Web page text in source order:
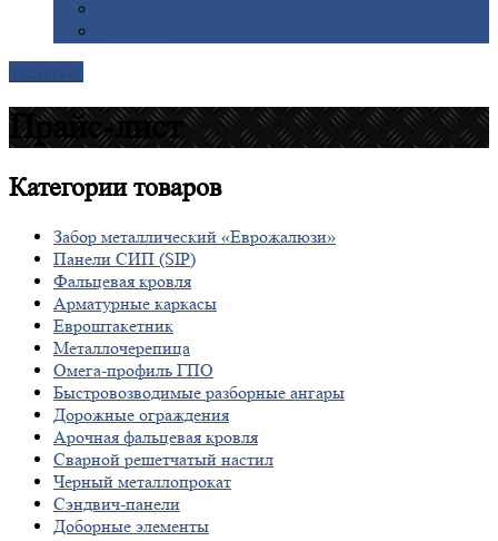
Прайс-лист
Категориитоваров
Забор металлический «Еврожалюзи»
Панели СИП (SIP)
Фальцевая кровля
Арматурные каркасы
Евроштакетник
Металлочерепица
Омега-профиль ГПО
Быстровозводимые разборные ангары
Дорожные ограждения
Арочная фальцевая кровля
Сварной решетчатый настил
Черный металлопрокат
Сэндвич-панели
Доборные элементы